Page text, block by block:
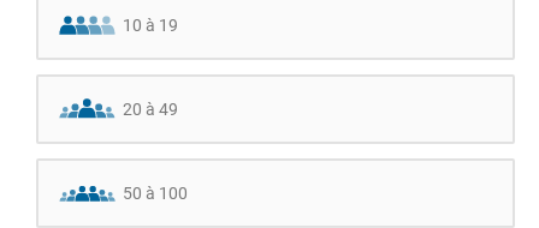
10 à 19
20 à 49
50 à 100